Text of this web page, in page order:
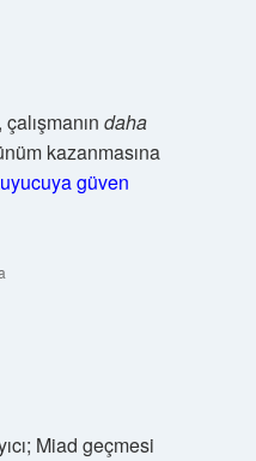
daha
kazanmasına
güven
Miad geçmesi